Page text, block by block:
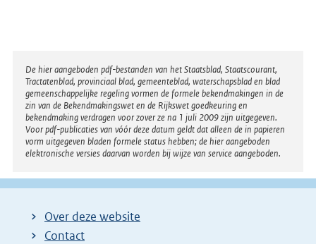
Disclaimer
De hier aangeboden pdf-bestanden van het Staatsblad, Staatscourant,
Tractatenblad, provinciaal blad, gemeenteblad, waterschapsblad en blad
gemeenschappelijke regeling vormen de formele bekendmakingen in de
zin van de Bekendmakingswet en de Rijkswet goedkeuring en
bekendmaking verdragen voor zover ze na 1 juli 2009 zijn uitgegeven.
Voor pdf-publicaties van vóór deze datum geldt dat alleen de in papieren
vorm uitgegeven bladen formele status hebben; de hier aangeboden
elektronische versies daarvan worden bij wijze van service aangeboden.
Over deze website
Contact